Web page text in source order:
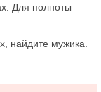
Для полноты
найдите мужика.